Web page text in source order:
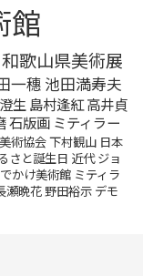
館
和歌山県美術展
一穗 池田満寿夫
生 島村逢紅高井貞
石版画 ミティラー
術協会下村観山 日本
さと誕生日 近代 ジョ
かけ美術館 ミティラ
瀬晩花野田裕示 デモ